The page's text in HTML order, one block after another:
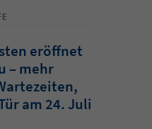
eröffnet
– mehr
am 24. Juli